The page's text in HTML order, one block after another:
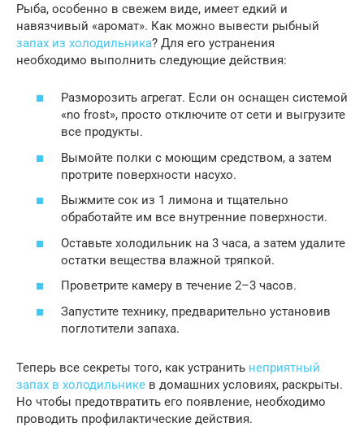
Рыба, особенно в свежем виде, имеет едкий и
навязчивый «аромат». Как можно вывести рыбный
запах из холодильника? Для его устранения
необходимо выполнить следующие действия:
Разморозить агрегат. Если он оснащен системой
«no frost», просто отключите от сети и выгрузите
все продукты.
Вымойте полки с моющим средством, а затем
протрите поверхности насухо.
Выжмите сок из 1 лимона и тщательно
обработайте им все внутренние поверхности.
Оставьте холодильник на 3 часа, а затем удалите
остатки вещества влажной тряпкой.
Проветрите камеру в течение 2–3 часов.
Запустите технику, предварительно установив
поглотители запаха.
Теперь все секреты того, как устранить неприятный
запах в холодильнике в домашних условиях, раскрыты.
Но чтобы предотвратить его появление, необходимо
проводить профилактические действия.